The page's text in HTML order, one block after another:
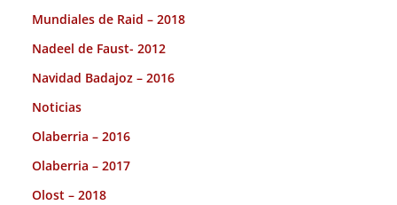
Mundiales de Raid – 2018
Nadeel de Faust- 2012
Navidad Badajoz – 2016
Noticias
Olaberria – 2016
Olaberria – 2017
Olost – 2018